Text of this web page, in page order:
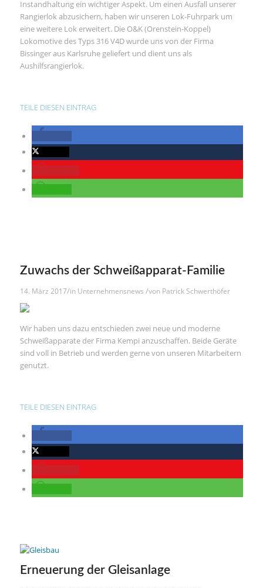
Instandhaltung ein wichtiger Aspekt. Um einen Ausfall unserer
Rangierlok abzusichern, haben wir unseren Lok-Fuhrpark um
eine weitere Lok erweitert. Die O&K (Orenstein-Koppel)
Lokomotive des Typs 316 V4D wurde uns von der Firma
Bissinger aus Karlsruhe geliefert und dient uns als
Aushilfsrangierlok.
TEILE DIESEN EINTRAG
Zuwachs der Schweißapparat-Familie
14. März 2017/in Unternehmensnews /von Patrick Schwerthöfer
Wir haben uns dazu entschieden zwei neue und moderne
Schweißapparate der Firma Kempi anzuschaffen. Beide Geräte
sind voll in Betrieb und werden gerne von unseren Mitarbeitern
genutzt.
TEILE DIESEN EINTRAG
Erneuerung der Gleisanlage